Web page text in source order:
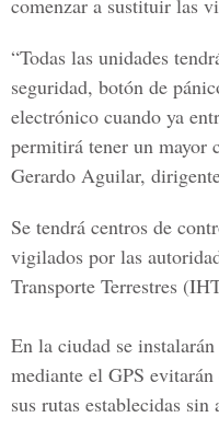
comenzar a sustituir las
“Todas las unidades
seguridad, botón de
electrónico cuando ya
permitirá tener un mayor
Gerardo Aguilar,
Se tendrá centros de
vigilados por las
Transporte Terrestres
En la ciudad se
mediante el GPS evitarán
sus rutas establecidas sin